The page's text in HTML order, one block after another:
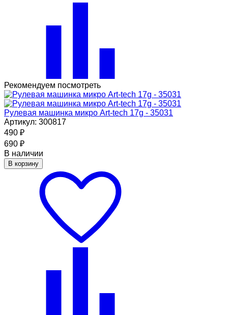
Рекомендуем посмотреть
Рулевая машинка микро Art-tech 17g - 35031
Артикул: 300817
490 ₽
690 ₽
В наличии
В корзину